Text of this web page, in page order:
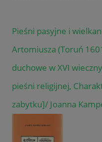
Pieśni pasyjne i
Artomiusza (Toruń
duchowe w XVI
pieśni religijnej,
zabytku]/ Joanna